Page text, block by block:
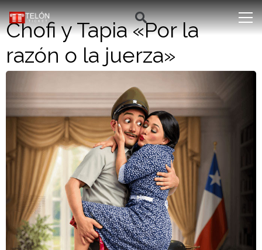
Chofi y Tapia «Por la
razón o la juerza»